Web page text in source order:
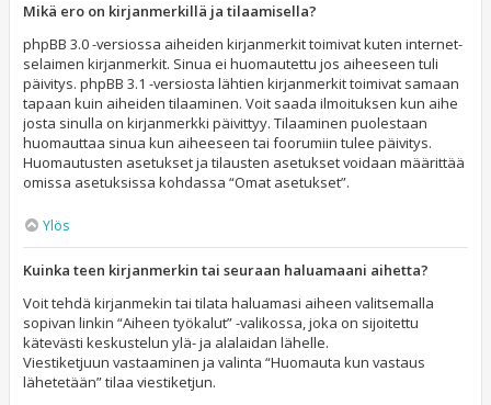
Mikä ero on kirjanmerkillä ja tilaamisella?
phpBB 3.0 -versiossa aiheiden kirjanmerkit toimivat kuten internet-
selaimen kirjanmerkit. Sinua ei huomautettu jos aiheeseen tuli
päivitys. phpBB 3.1 -versiosta lähtien kirjanmerkit toimivat samaan
tapaan kuin aiheiden tilaaminen. Voit saada ilmoituksen kun aihe
josta sinulla on kirjanmerkki päivittyy. Tilaaminen puolestaan
huomauttaa sinua kun aiheeseen tai foorumiin tulee päivitys.
Huomautusten asetukset ja tilausten asetukset voidaan määrittää
omissa asetuksissa kohdassa “Omat asetukset”.
Ylös
Kuinka teen kirjanmerkin tai seuraan haluamaani aihetta?
Voit tehdä kirjanmekin tai tilata haluamasi aiheen valitsemalla
sopivan linkin “Aiheen työkalut” -valikossa, joka on sijoitettu
kätevästi keskustelun ylä- ja alalaidan lähelle.
Viestiketjuun vastaaminen ja valinta “Huomauta kun vastaus
lähetetään” tilaa viestiketjun.